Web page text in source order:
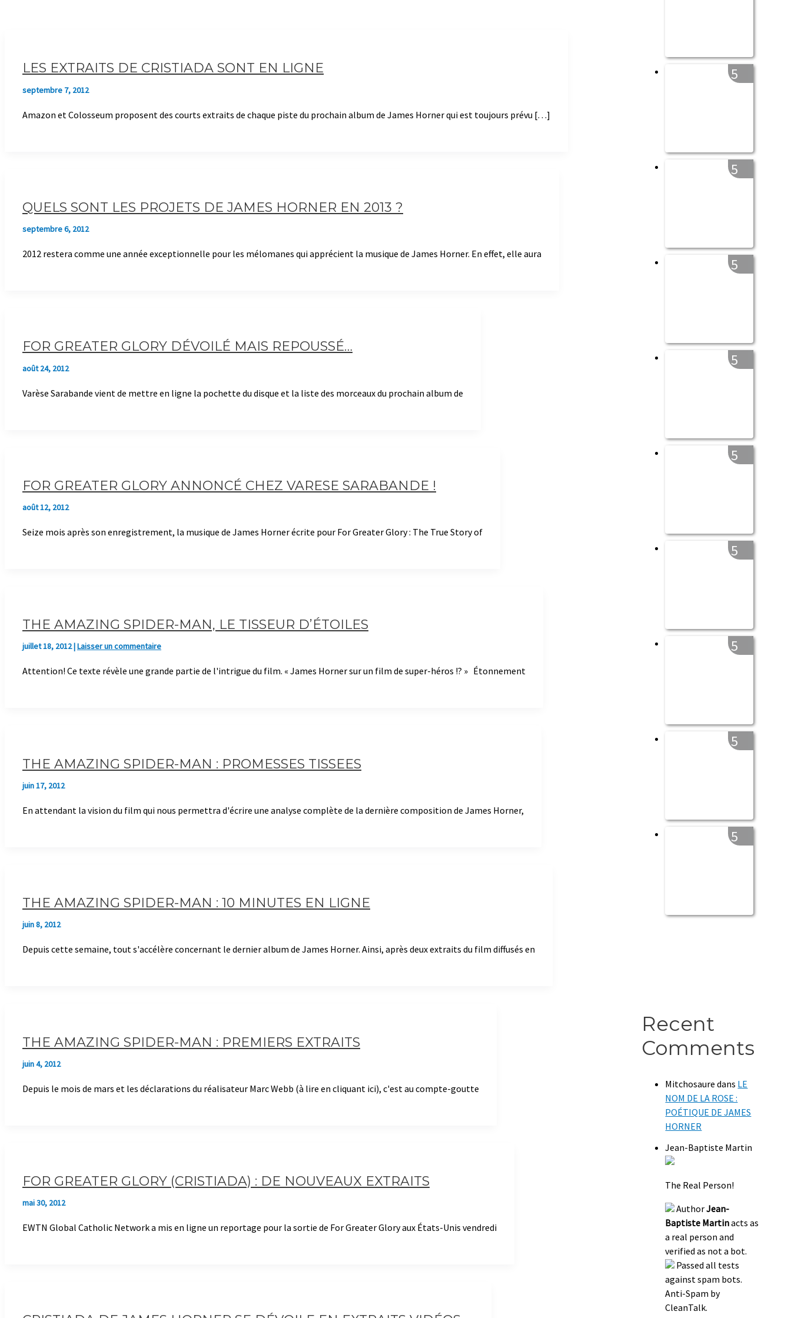
LES EXTRAITS DE CRISTIADA SONT EN LIGNE
septembre 7, 2012
Amazon et Colosseum proposent des courts extraits de chaque piste du prochain album de James Horner qui est toujours prévu […]
QUELS SONT LES PROJETS DE JAMES HORNER EN 2013 ?
septembre 6, 2012
2012 restera comme une année exceptionnelle pour les mélomanes qui apprécient la musique de James Horner. En effet, elle aura
FOR GREATER GLORY DÉVOILÉ MAIS REPOUSSÉ…
août 24, 2012
Varèse Sarabande vient de mettre en ligne la pochette du disque et la liste des morceaux du prochain album de
FOR GREATER GLORY ANNONCÉ CHEZ VARESE SARABANDE !
août 12, 2012
Seize mois après son enregistrement, la musique de James Horner écrite pour For Greater Glory : The True Story of
THE AMAZING SPIDER-MAN, LE TISSEUR D’ÉTOILES
juillet 18, 2012|Laisser un commentaire
Attention! Ce texte révèle une grande partie de l'intrigue du film. « James Horner sur un film de super-héros !? » Étonnement
THE AMAZING SPIDER-MAN : PROMESSES TISSEES
juin 17, 2012
En attendant la vision du film qui nous permettra d'écrire une analyse complète de la dernière composition de James Horner,
THE AMAZING SPIDER-MAN : 10 MINUTES EN LIGNE
juin 8, 2012
Depuis cette semaine, tout s'accélère concernant le dernier album de James Horner. Ainsi, après deux extraits du film diffusés en
THE AMAZING SPIDER-MAN : PREMIERS EXTRAITS
juin 4, 2012
Depuis le mois de mars et les déclarations du réalisateur Marc Webb (à lire en cliquant ici), c'est au compte-goutte
FOR GREATER GLORY (CRISTIADA) : DE NOUVEAUX EXTRAITS
mai 30, 2012
EWTN Global Catholic Network a mis en ligne un reportage pour la sortie de For Greater Glory aux États-Unis vendredi
5
5
5
5
5
5
5
5
5
Recent
Comments
Mitchosaure dans LE
NOM DE LA ROSE :
POÉTIQUE DE JAMES
HORNER
Jean-Baptiste Martin
The Real Person!
AuthorJean-
Baptiste Martinacts as
a real person and
verified as not a bot.
Passed all tests
against spam bots.
Anti-Spam by
CleanTalk.